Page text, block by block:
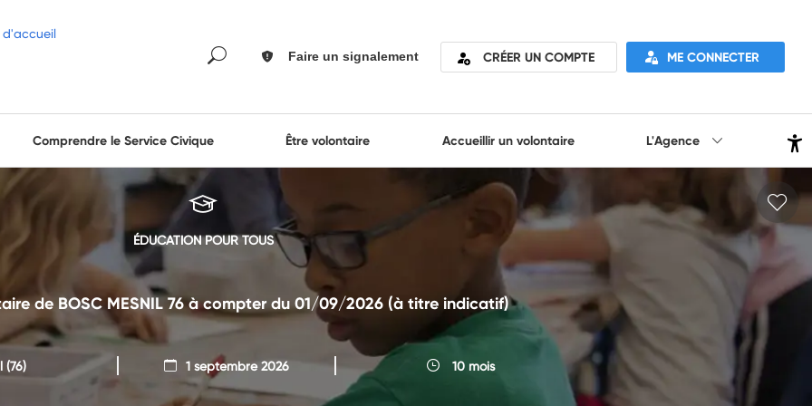
Faire un signalement CRÉER UN COMPTE ME CONNECTER
Comprendre le Service Civique Être volontaire Accueillir un volontaire L'Agence
ÉDUCATION POUR TOUS
de BOSC MESNIL 76 à compter du 01/09/2026 (à titre indicatif)
(76) 1 septembre 2026 10 mois